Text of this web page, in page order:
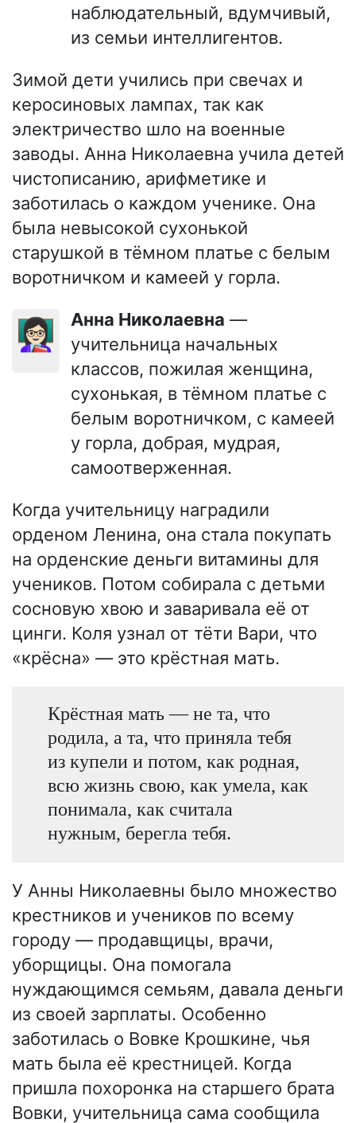
наблюдательный, вдумчивый,
из семьи интеллигентов.
Зимой дети учились при свечах и
керосиновых лампах, так как
электричество шло на военные
заводы. Анна Николаевна учила детей
чистописанию, арифметике и
заботилась о каждом ученике. Она
была невысокой сухонькой
старушкой в тёмном платье с белым
воротничком и камеей у горла.
👩🏻‍🏫 Анна Николаевна —
учительница начальных
классов, пожилая женщина,
сухонькая, в тёмном платье с
белым воротничком, с камеей
у горла, добрая, мудрая,
самоотверженная.
Когда учительницу наградили
орденом Ленина, она стала покупать
на орденские деньги витамины для
учеников. Потом собирала с детьми
сосновую хвою и заваривала её от
цинги. Коля узнал от тёти Вари, что
«крёсна» — это крёстная мать.
Крёстная мать — не та, что
родила, а та, что приняла тебя
из купели и потом, как родная,
всю жизнь свою, как умела, как
понимала, как считала
нужным, берегла тебя.
У Анны Николаевны было множество
крестников и учеников по всему
городу — продавщицы, врачи,
уборщицы. Она помогала
нуждающимся семьям, давала деньги
из своей зарплаты. Особенно
заботилась о Вовке Крошкине, чья
мать была её крестницей. Когда
пришла похоронка на старшего брата
Вовки, учительница сама сообщила